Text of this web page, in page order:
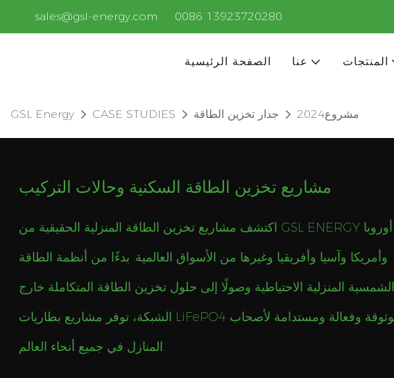
sales@gsl-energy.com 0086 13923720280
الصفحة الرئيسية عنا المنتجات
GSL Energy CASE STUDIES جدار تخزين الطاقة مشروع2024
مشاريع تخزين الطاقة السكنية وحالات التركيب
اكتشف مشاريع تخزين الطاقة المنزلية الحقيقية من GSL ENERGY في أوروبا
وأمريكا وآسيا وأفريقيا وغيرها من الأسواق العالمية. بدءًا من أنظمة الطاقة
الشمسية المنزلية الاحتياطية وصولًا إلى حلول تخزين الطاقة المتكاملة خارج
الشبكة، توفر مشاريع بطاريات LiFePO4 طاقة موثوقة وفعالة ومستدامة لأصحاب
المنازل في جميع أنحاء العالم.